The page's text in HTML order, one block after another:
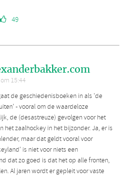
49
15:44
de geschiedenisboeken in als 'de
- vooral om de waardeloze
de (desastreuze) gevolgen voor het
het zaalhockey in het bijzonder. Ja, er is
maar dat geldt vooral voor
is niet voor niets een
dat zo goed is dat het op alle fronten,
Al jaren wordt er gepleit voor vaste